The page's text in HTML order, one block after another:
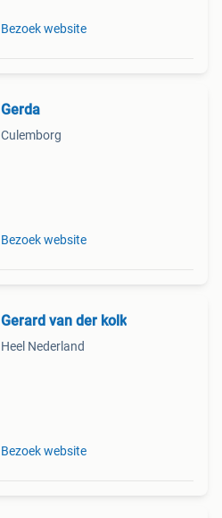
Bezoek website
Gerda
Culemborg
Bezoek website
Gerard van der kolk
Heel Nederland
Bezoek website